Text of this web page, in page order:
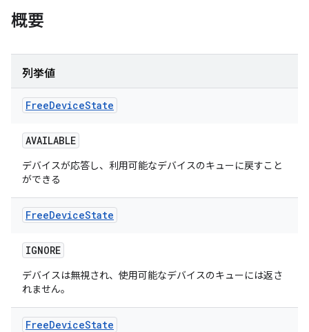
概要
列挙値
FreeDeviceState
AVAILABLE
デバイスが応答し、利用可能なデバイスのキューに戻すこと
ができる
FreeDeviceState
IGNORE
デバイスは無視され、使用可能なデバイスのキューには返さ
れません。
FreeDeviceState